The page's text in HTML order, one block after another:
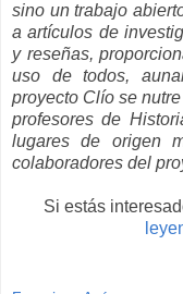
sino un trabajo
a artículos de
y reseñas,
uso de todos,
proyecto Clío se
profesores de
lugares de origen
colaboradores del
Si estás